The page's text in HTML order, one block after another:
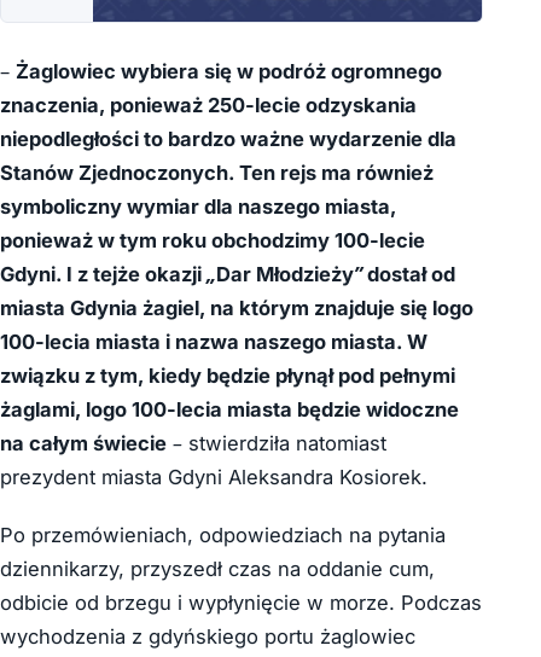
– Żaglowiec wybiera się w podróż ogromnego
znaczenia, ponieważ 250-lecie odzyskania
niepodległości to bardzo ważne wydarzenie dla
Stanów Zjednoczonych. Ten rejs ma również
symboliczny wymiar dla naszego miasta,
ponieważ w tym roku obchodzimy 100-lecie
Gdyni. I z tejże okazji „Dar Młodzieży” dostał od
miasta Gdynia żagiel, na którym znajduje się logo
100-lecia miasta i nazwa naszego miasta. W
związku z tym, kiedy będzie płynął pod pełnymi
żaglami, logo 100-lecia miasta będzie widoczne
na całym świecie – stwierdziła natomiast
prezydent miasta Gdyni Aleksandra Kosiorek.
Po przemówieniach, odpowiedziach na pytania
dziennikarzy, przyszedł czas na oddanie cum,
odbicie od brzegu i wypłynięcie w morze. Podczas
wychodzenia z gdyńskiego portu żaglowiec